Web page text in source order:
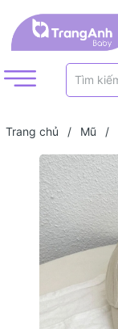
Trang chủ / Mũ /